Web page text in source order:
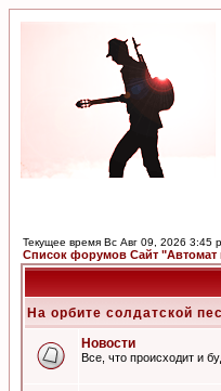
Текущее время Вс Авг 09, 2026 3:45
Список форумов Сайт "Автомат
На орбите солдатской
Новости
Все, что происходит и